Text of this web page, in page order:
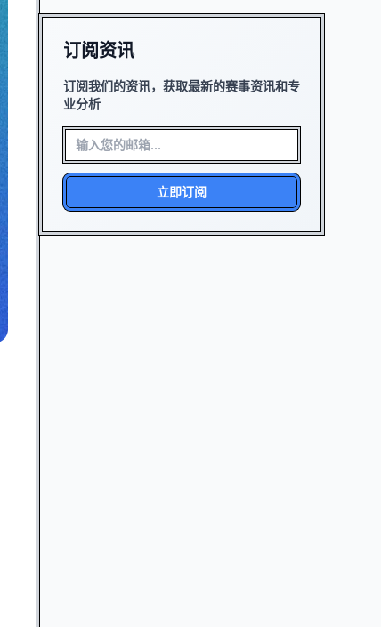
订阅资讯
订阅我们的资讯，获取最新的赛事资讯和专
业分析
立即订阅